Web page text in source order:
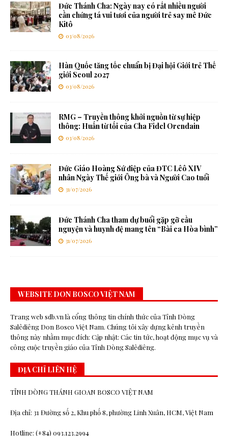
Đức Thánh Cha: Ngày nay có rất nhiều người
cần chứng tá vui tươi của người trẻ say mê Đức
Kitô
03/08/2026
Hàn Quốc tăng tốc chuẩn bị Đại hội Giới trẻ Thế
giới Seoul 2027
03/08/2026
RMG – Truyền thông khởi nguồn từ sự hiệp
thông: Huấn từ tối của Cha Fidel Orendain
03/08/2026
Đức Giáo Hoàng Sứ điệp của ĐTC Lêô XIV
nhân Ngày Thế giới Ông bà và Người Cao tuổi
31/07/2026
Đức Thánh Cha tham dự buổi gặp gỡ cầu
nguyện và huynh đệ mang tên “Bài ca Hòa bình”
31/07/2026
WEBSITE DON BOSCO VIỆT NAM
Trang web sdb.vn là cổng thông tin chính thức của Tỉnh Dòng
Salêdiêng Don Bosco Việt Nam. Chúng tôi xây dựng kênh truyền
thông này nhằm mục đích: Cập nhật: Các tin tức, hoạt động mục vụ và
công cuộc truyền giáo của Tỉnh Dòng Salêdiêng.
ĐỊA CHỈ LIÊN HỆ
TỈNH DÒNG THÁNH GIOAN BOSCO VIỆT NAM
Địa chỉ: 31 Đường số 2, Khu phố 8, phường Linh Xuân, HCM, Việt Nam
Hotline: (+84) 093.123.2994